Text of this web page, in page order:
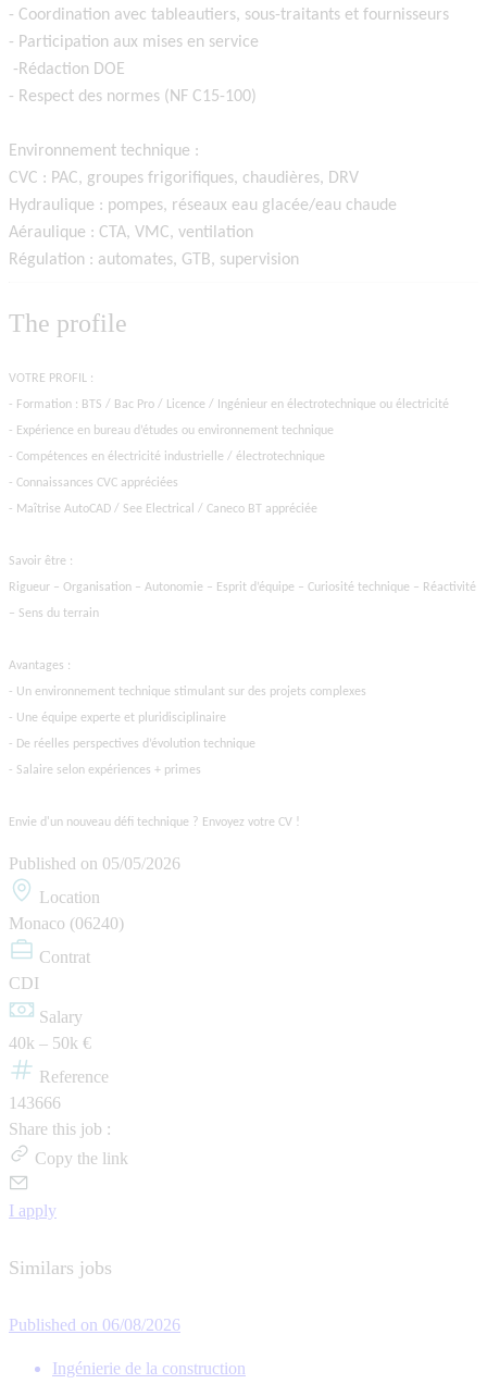
- Coordination avec tableautiers, sous-traitants et fournisseurs
- Participation aux mises en service
-Rédaction DOE
- Respect des normes (NF C15-100)
Environnement technique :
CVC : PAC, groupes frigorifiques, chaudières, DRV
Hydraulique : pompes, réseaux eau glacée/eau chaude
Aéraulique : CTA, VMC, ventilation
Régulation : automates, GTB, supervision
The profile
VOTRE PROFIL :
- Formation : BTS / Bac Pro / Licence / Ingénieur en électrotechnique ou électricité
- Expérience en bureau d’études ou environnement technique
- Compétences en électricité industrielle / électrotechnique
- Connaissances CVC appréciées
- Maîtrise AutoCAD / See Electrical / Caneco BT appréciée
Savoir être :
Rigueur – Organisation – Autonomie – Esprit d’équipe – Curiosité technique – Réactivité
– Sens du terrain
Avantages :
- Un environnement technique stimulant sur des projets complexes
- Une équipe experte et pluridisciplinaire
- De réelles perspectives d’évolution technique
- Salaire selon expériences + primes
Envie d'un nouveau défi technique ? Envoyez votre CV !
Published on 05/05/2026
Location
Monaco (06240)
Contrat
CDI
Salary
40k – 50k €
Reference
143666
Share this job :
Copy the link
I apply
Similars jobs
Published on 06/08/2026
Ingénierie de la construction